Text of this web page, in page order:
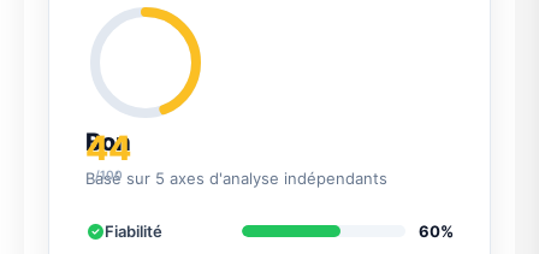
44
/100
Bon
Basé sur 5 axes d'analyse indépendants
Fiabilité 60%